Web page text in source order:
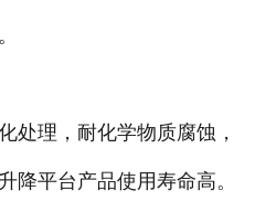
处理，耐化学物质腐蚀，
降平台产品使用寿命高。